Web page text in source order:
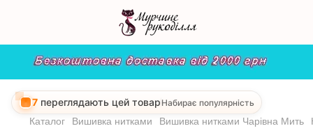
7 переглядають цей товар Набирає популярність
Каталог Вишивка нитками Вишивка нитками Чарівна Мить